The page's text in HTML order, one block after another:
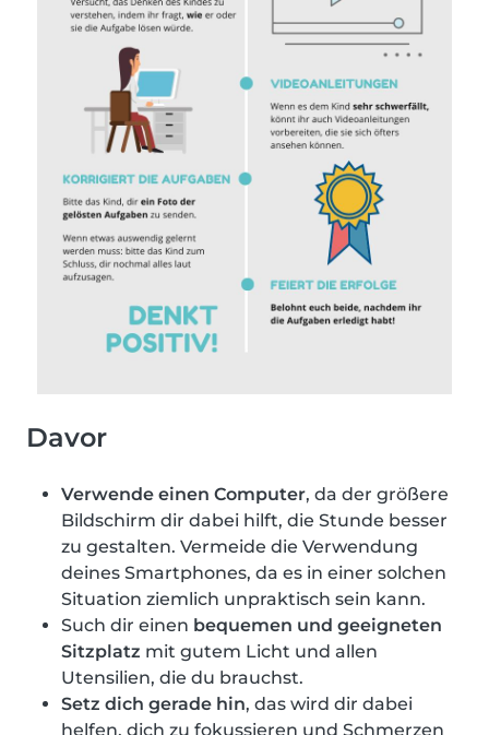
Davor
Verwende einen Computer, da der größere
Bildschirm dir dabei hilft, die Stunde besser
zu gestalten. Vermeide die Verwendung
deines Smartphones, da es in einer solchen
Situation ziemlich unpraktisch sein kann.
Such dir einen bequemen und geeigneten
Sitzplatz mit gutem Licht und allen
Utensilien, die du brauchst.
Setz dich gerade hin, das wird dir dabei
helfen, dich zu fokussieren und Schmerzen